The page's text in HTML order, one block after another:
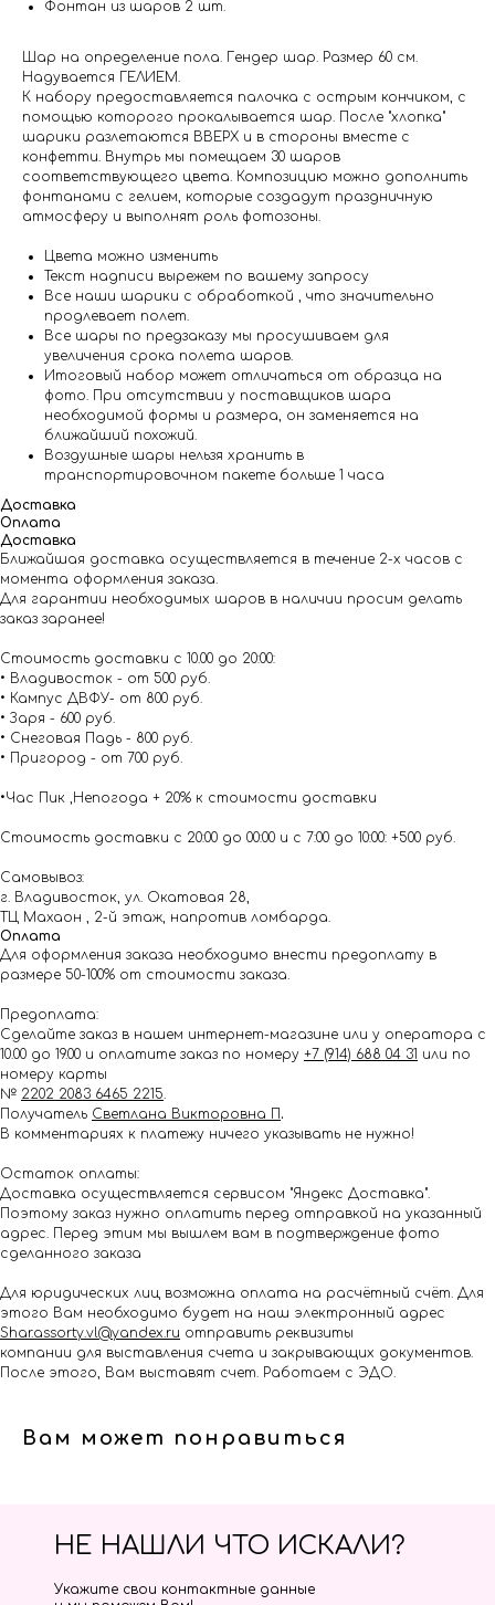
Фонтан из шаров 2 шт.
Шар на определение пола. Гендер шар. Размер 60 см.
Надувается ГЕЛИЕМ.
К набору предоставляется палочка с острым кончиком, с
помощью которого прокалывается шар. После "хлопка"
шарики разлетаются ВВЕРХ и в стороны вместе с
конфетти. Внутрь мы помещаем 30 шаров
соответствующего цвета. Композицию можно дополнить
фонтанами с гелием, которые создадут праздничную
атмосферу и выполнят роль фотозоны.
Цвета можно изменить
Текст надписи вырежем по вашему запросу
Все наши шарики с обработкой , что значительно
продлевает полет.
Все шары по предзаказу мы просушиваем для
увеличения срока полета шаров.
Итоговый набор может отличаться от образца на
фото. При отсутствии у поставщиков шара
необходимой формы и размера, он заменяется на
ближайший похожий.
Воздушные шары нельзя хранить в
транспортировочном пакете больше 1 часа
Доставка
Оплата
Доставка
Ближайшая доставка осуществляется в течение 2-х часов с
момента оформления заказа.
Для гарантии необходимых шаров в наличии просим делать
заказ заранее!
Стоимость доставки с 10.00 до 20:00:
• Владивосток - от 500 руб.
• Кампус ДВФУ- от 800 руб.
• Заря - 600 руб.
• Снеговая Падь - 800 руб.
• Пригород - от 700 руб.
•Час Пик ,Непогода + 20% к стоимости доставки
Стоимость доставки с 20:00 до 00:00 и с 7:00 до 10:00: +500 руб.
Самовывоз:
г. Владивосток, ул. Окатовая 28,
ТЦ Махаон , 2-й этаж, напротив ломбарда.
Оплата
Для оформления заказа необходимо внести предоплату в
размере 50-100% от стоимости заказа.
Предоплата:
Сделайте заказ в нашем интернет-магазине или у оператора с
10.00 до 19.00 и оплатите заказ по номеру +7 (914) 688 04 31 или по
номеру карты
№ 2202 2083 6465 2215.
Получатель Светлана Викторовна П .
В комментариях к платежу ничего указывать не нужно!
Остаток оплаты:
Доставка осуществляется сервисом "Яндекс Доставка".
Поэтому заказ нужно оплатить перед отправкой на указанный
адрес. Перед этим мы вышлем вам в подтверждение фото
сделанного заказа
Для юридических лиц возможна оплата на расчётный счёт. Для
этого Вам необходимо будет на наш электронный адрес
Shar.assorty.vl@yandex.ru отправить реквизиты
компании для выставления счета и закрывающих документов.
После этого, Вам выставят счет. Работаем с ЭДО.
Вам может понравиться
НЕ НАШЛИ ЧТО ИСКАЛИ?
Укажите свои контактные данные